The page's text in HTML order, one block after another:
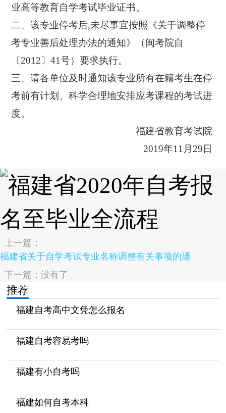
业高等教育自学考试毕业证书。
二、该专业停考后,未尽事宜按照《关于调整停
考专业善后处理办法的通知》（闽考院自
〔2012〕41号）要求执行。
三、请各单位及时通知该专业所有在籍考生在停
考前有计划、科学合理地安排应考课程的考试进
度。
福建省教育考试院
2019年11月29日
上一篇：
福建省关于自学考试专业名称调整有关事项的通
下一篇：没有了
推荐
福建自考高中文凭怎么报名
福建自考容易考吗
福建有小自考吗
福建如何自考本科